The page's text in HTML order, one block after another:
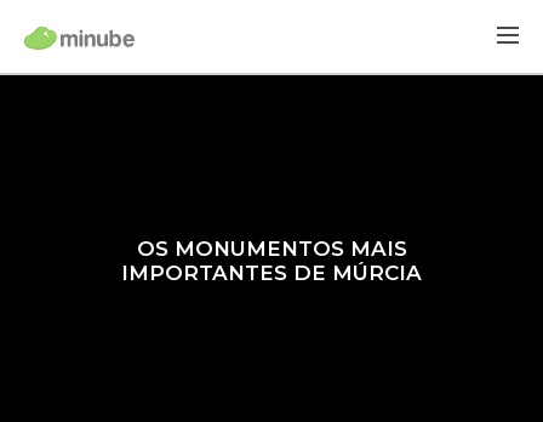
OS MONUMENTOS MAIS
IMPORTANTES DE MÚRCIA